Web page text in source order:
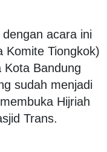
acara ini
Komite Tiongkok)
Kota Bandung
sudah menjadi
Hijriah
Trans.